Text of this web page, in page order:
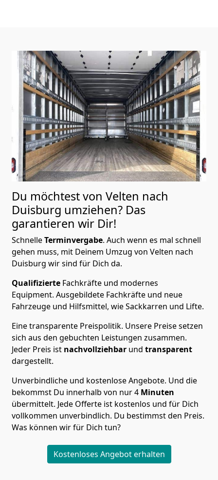
Du möchtest von Velten nach
Duisburg umziehen? Das
garantieren wir Dir!
SchnelleTerminvergabe. Auch wenn es mal schnell
gehen muss, mit Deinem Umzug von Velten nach
Duisburg wir sind für Dich da.
Qualifizierte Fachkräfte und modernes
Equipment. Ausgebildete Fachkräfte und neue
Fahrzeuge und Hilfsmittel, wie Sackkarren und Lifte.
Eine transparente Preispolitik. Unsere Preise setzen
sich aus den gebuchten Leistungen zusammen.
Jeder Preis ist nachvollziehbar und transparent
dargestellt.
Unverbindliche und kostenlose Angebote. Und die
bekommst Du innerhalb von nur4 Minuten
übermittelt. Jede Offerte ist kostenlos und für Dich
vollkommen unverbindlich. Du bestimmst den Preis.
Was können wir für Dich tun?
Kostenloses Angebot erhalten